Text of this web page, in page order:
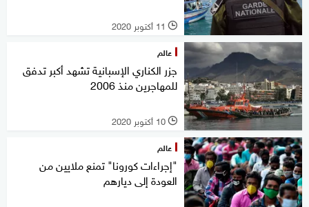
l 11 أكتوبر 2020
عالم
جزر الكناري الإسبانية تشهد أكبر تدفق
للمهاجرين منذ 2006
l 10 أكتوبر 2020
عالم
"إجراءات كورونا" تمنع ملايين من
العودة إلى ديارهم